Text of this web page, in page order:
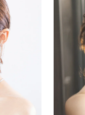
名して１回話せば
んがお時間ですと
くて、背が高く、
を加速させる。
スタイルも他の方